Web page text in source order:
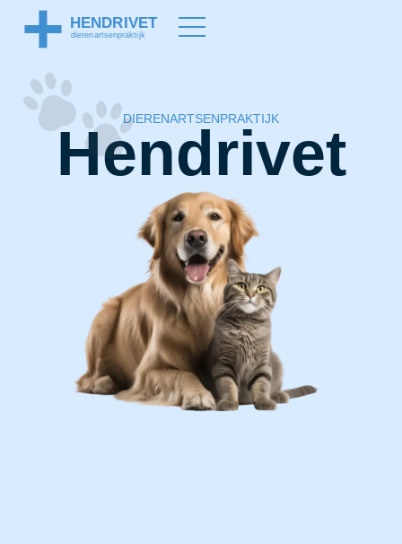
DIERENARTSENPRAKTIJK
Hendrivet